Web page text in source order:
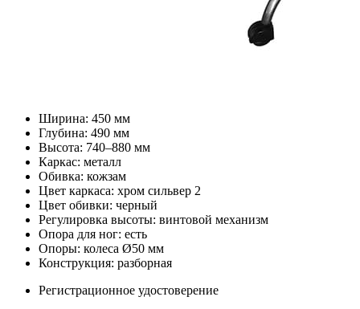
Ширина: 450 мм
Глубина: 490 мм
Высота: 740–880 мм
Каркас: металл
Обивка: кожзам
Цвет каркаса: хром сильвер 2
Цвет обивки: черный
Регулировка высоты: винтовой механизм
Опора для ног: есть
Опоры: колеса Ø50 мм
Конструкция: разборная
Регистрационное удостоверение